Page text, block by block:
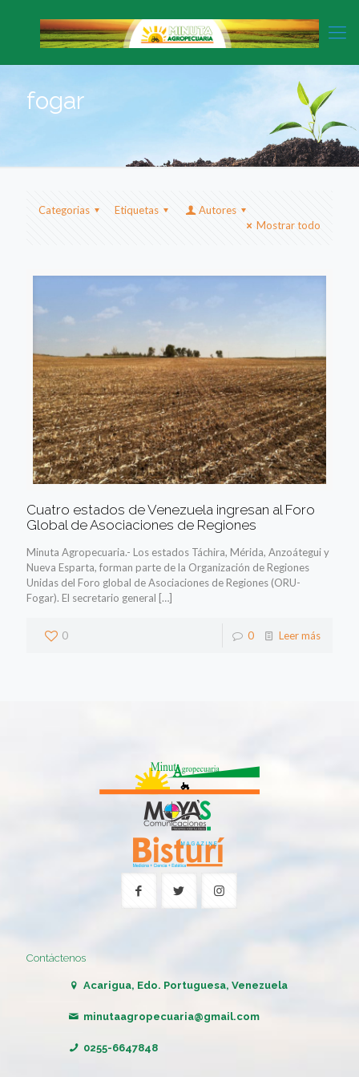
fogar
Categorias Etiquetas
Autores
Mostrar todo
Cuatro estados de Venezuela ingresan al Foro
Global de Asociaciones de Regiones
Minuta Agropecuaria.- Los estados Táchira, Mérida, Anzoátegui y
Nueva Esparta, forman parte de la Organización de Regiones
Unidas del Foro global de Asociaciones de Regiones (ORU-
Fogar). El secretario general […]
0 0 Leer más
Contáctenos
Acarigua, Edo. Portuguesa, Venezuela
minutaagropecuaria@gmail.com
0255-6647848